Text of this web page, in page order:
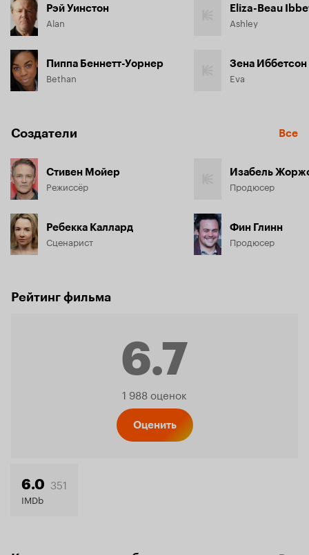
Рэй Уинстон
Alan
Пиппа Беннетт-Уорнер
Bethan
Eliza-Beau
Ashley
Зена Иббетсон
Eva
Создатели Все
Стивен Мойер
Режиссёр
Ребекка Каллард
Сценарист
Изабель
Продюсер
Фин Глинн
Продюсер
Рейтинг фильма
6.7
Рейтинг
1 988 оценок
Оценить
6.0 351
IMDb